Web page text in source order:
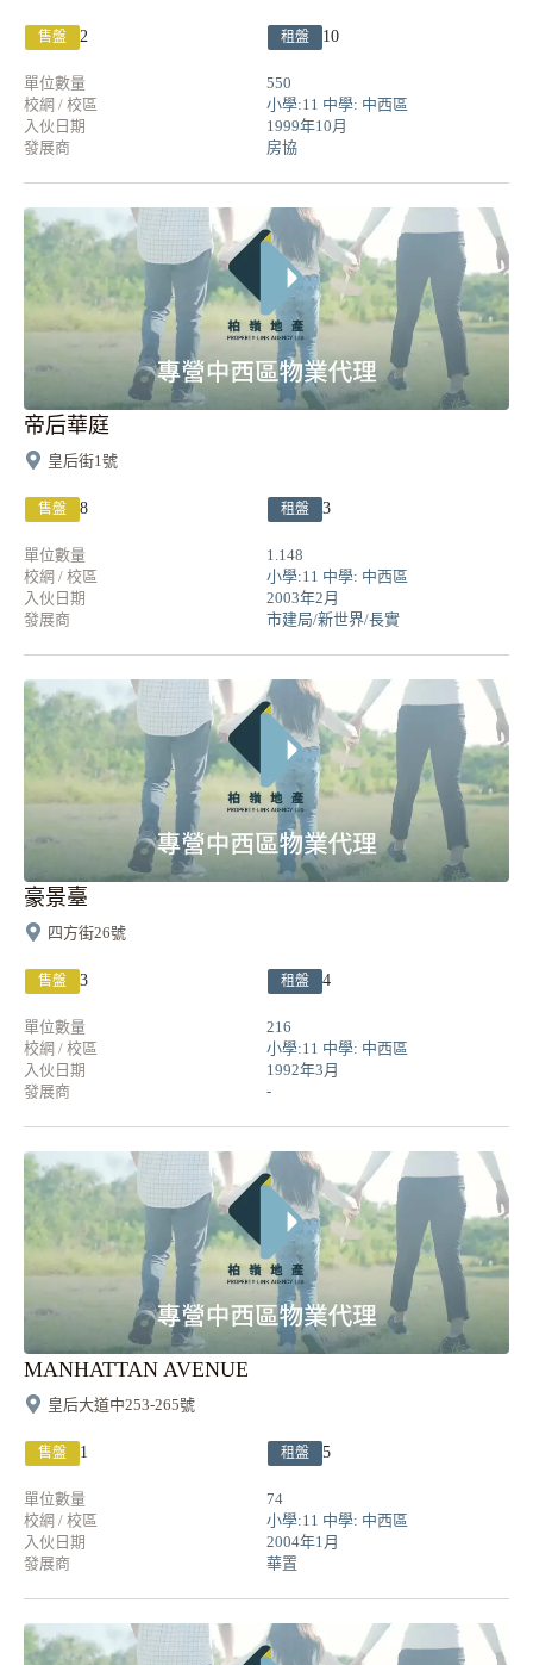
售盤 2 租盤 10
單位數量
550
校網 / 校區
小學:11 中學: 中西區
入伙日期
1999年10月
發展商
房協
帝后華庭
皇后街1號
售盤 8 租盤 3
單位數量
1.148
校網 / 校區
小學:11 中學: 中西區
入伙日期
2003年2月
發展商
市建局/新世界/長實
豪景臺
四方街26號
售盤 3 租盤 4
單位數量
216
校網 / 校區
小學:11 中學: 中西區
入伙日期
1992年3月
發展商
-
MANHATTAN AVENUE
皇后大道中253-265號
售盤 1 租盤 5
單位數量
74
校網 / 校區
小學:11 中學: 中西區
入伙日期
2004年1月
發展商
華置